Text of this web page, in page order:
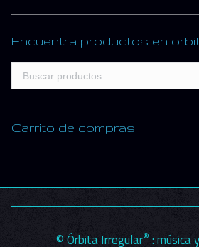
Encuentra productos en
Carrito de compras
© Órbita Irregular® : música